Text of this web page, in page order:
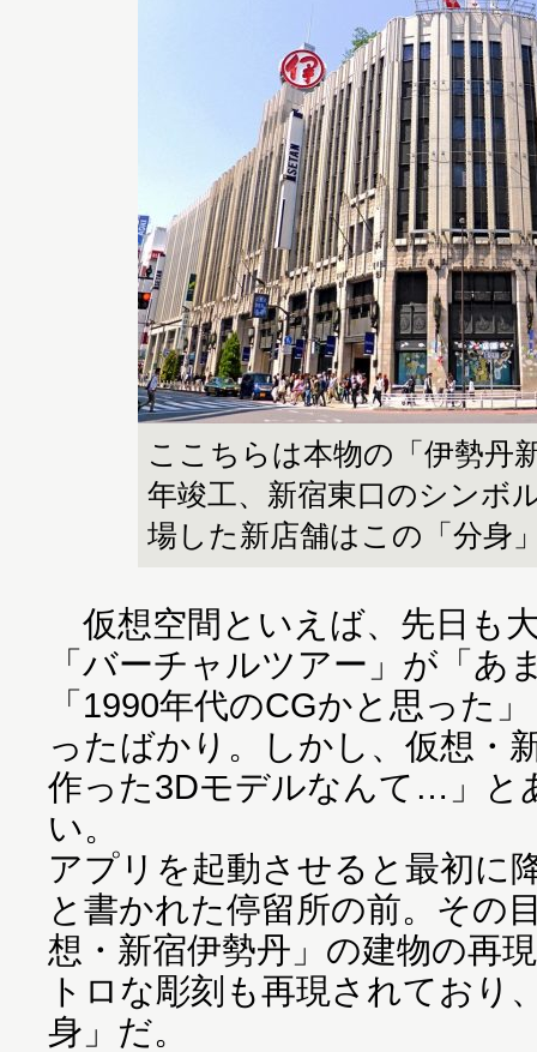
ここちらは本物の「伊勢丹
年竣工、新宿東口のシンボ
場した新店舗はこの「分身
仮想空間といえば、先日も
「バーチャルツアー」が「あ
「1990年代のCGかと思った
ったばかり。しかし、仮想・
作った3Dモデルなんて…」と
い。
アプリを起動させると最初に
と書かれた停留所の前。その
想・新宿伊勢丹」の建物の再
トロな彫刻も再現されており
身」だ。